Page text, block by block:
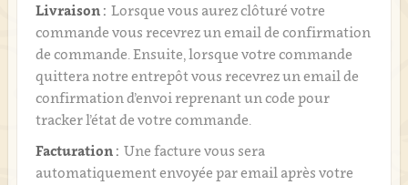
Livraison : Lorsque vous aurez clôturé votre
commande vous recevrez un email de confirmation
de commande. Ensuite, lorsque votre commande
quittera notre entrepôt vous recevrez un email de
confirmation d’envoi reprenant un code pour
tracker l’état de votre commande.
Facturation : Une facture vous sera
automatiquement envoyée par email après votre